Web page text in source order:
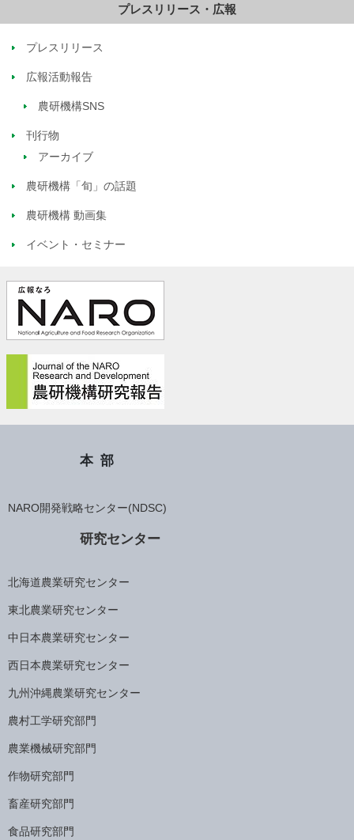
プレスリリース・広報
プレスリリース
広報活動報告
農研機構SNS
刊行物
アーカイブ
農研機構「旬」の話題
農研機構 動画集
イベント・セミナー
本部
NARO開発戦略センター(NDSC)
研究センター
北海道農業研究センター
東北農業研究センター
中日本農業研究センター
西日本農業研究センター
九州沖縄農業研究センター
農村工学研究部門
農業機械研究部門
作物研究部門
畜産研究部門
食品研究部門